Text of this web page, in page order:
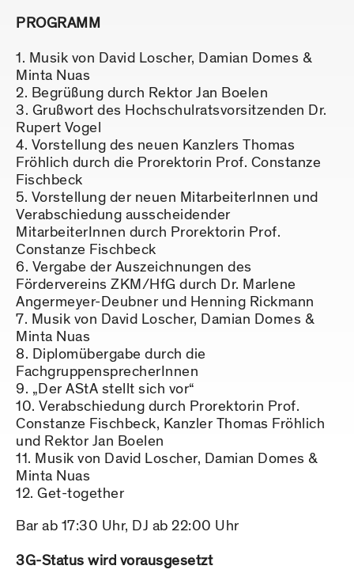
PROGRAMM
Musik von David Loscher, Damian Domes &
Minta Nuas
Begrüßung durch Rektor Jan Boelen
Grußwort des Hochschulratsvorsitzenden Dr.
Rupert Vogel
Vorstellung des neuen Kanzlers Thomas
Fröhlich durch die Prorektorin Prof. Constanze
Fischbeck
Vorstellung der neuen MitarbeiterInnen und
Verabschiedung ausscheidender
MitarbeiterInnen durch Prorektorin Prof.
Constanze Fischbeck
Vergabe der Auszeichnungen des
Fördervereins ZKM/HfG durch Dr. Marlene
Angermeyer-Deubner und Henning Rickmann
Musik von David Loscher, Damian Domes &
Minta Nuas
Diplomübergabe durch die
FachgruppensprecherInnen
„Der AStA stellt sich vor“
Verabschiedung durch Prorektorin Prof.
Constanze Fischbeck, Kanzler Thomas Fröhlich
und Rektor Jan Boelen
Musik von David Loscher, Damian Domes &
Minta Nuas
Get-together
Bar ab 17:30 Uhr, DJ ab 22:00 Uhr
3G-Status wird vorausgesetzt